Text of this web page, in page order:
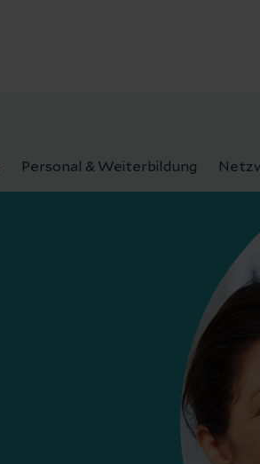
Personal & Weiterbildung